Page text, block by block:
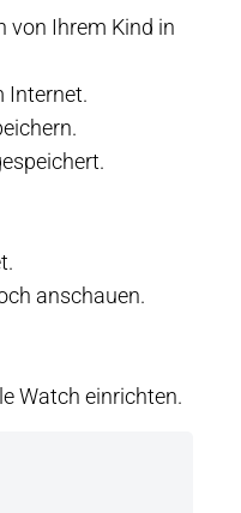
von Ihrem Kind in
Internet.
anschauen.
Watch einrichten.